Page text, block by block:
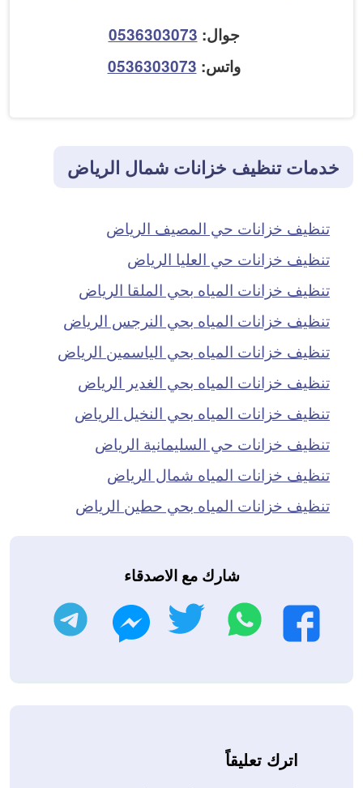
جوال: 0536303073
واتس: 0536303073
خدمات تنظيف خزانات شمال الرياض
تنظيف خزانات حي المصيف الرياض
تنظيف خزانات حي العليا الرياض
تنظيف خزانات المياه بحي الملقا الرياض
تنظيف خزانات المياه بحي النرجس الرياض
تنظيف خزانات المياه بحي الياسمين الرياض
تنظيف خزانات المياه بحي الغدير الرياض
تنظيف خزانات المياه بحي النخيل الرياض
تنظيف خزانات حي السليمانية الرياض
تنظيف خزانات المياه شمال الرياض
تنظيف خزانات المياه بحي حطين الرياض
شارك مع الاصدقاء
فيسبوك
واتساب تويتر ماسنجر
اترك تعليقاً